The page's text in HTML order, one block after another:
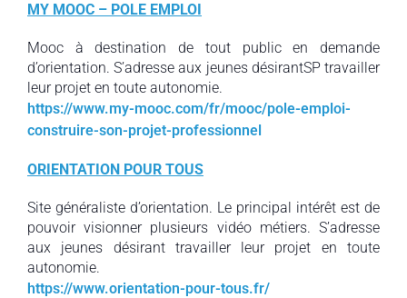
MY MOOC – POLE EMPLOI
Mooc à destination de tout public en demande
d’orientation. S’adresse aux jeunes désirantSP travailler
leur projet en toute autonomie.
https://www.my-mooc.com/fr/mooc/pole-emploi-
construire-son-projet-professionnel
ORIENTATION POUR TOUS
Site généraliste d’orientation. Le principal intérêt est de
pouvoir visionner plusieurs vidéo métiers. S’adresse
aux jeunes désirant travailler leur projet en toute
autonomie.
https://www.orientation-pour-tous.fr/